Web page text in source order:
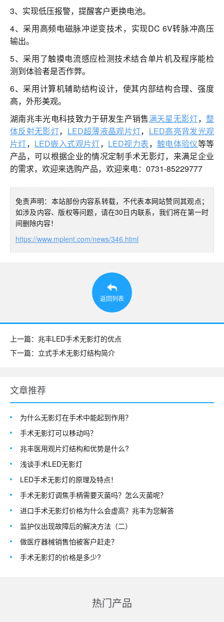
3、实现低压报警，提醒客户更换电池。
4、采用高频电磁脉冲逆变技术，实现DC 6V转脉冲高压
输出。
5、采用了触摸电流感应检测技术结合单片机及程序能检
测到体验者是否作弊。
6、采用计算机辅助结构设计，使其内部结构合理、强度
高，外形美观。
湖南兆丰光电科技致力于研发生产销售满天星无影灯， 整
体反射无影灯， LED超薄液晶观片灯， LED高亮背发光观
片灯， LED嵌入式观片灯， LED视力表， 触电体验仪等等
产品，可以根据企业的情况定制手术无影灯，来满足企业
的需求，欢迎来选购产品，欢迎来电：0731-85229777
免责声明：本站部份内容系转载，不代表本网站赞同其观点；
如涉及内容、版权等问题，请在30日内联系，我们将在第一时
间删除内容！
https://www.mplent.com/news/346.html
返回列表
上一篇：兆丰LED手术无影灯的优点
下一篇：立式手术无影灯结构简介
文章推荐
为什么无影灯在手术中能起到作用？
手术无影灯可以移动吗？
兆丰医用观片灯结构和优势是什么?
浅谈手术LED无影灯
LED手术无影灯的原理及特点！
手术无影灯调焦手柄需要灭菌吗？怎么灭菌呢？
进口手术无影灯价格为什么会虚高？兆丰为您解答
监护仪出现故障后的解决方法（二）
做医疗器械销售怕被客户赶走？
手术无影灯的价格是多少?
热门产品